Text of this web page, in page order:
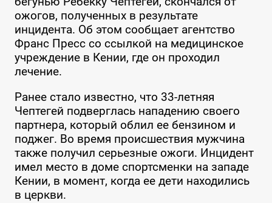
ожогов, полученных в результате
инцидента. Об этом сообщает агентство
Франс Пресс со ссылкой на медицинское
учреждение в Кении, где он проходил
лечение.
Ранее стало известно, что 33-летняя
Чептегей подверглась нападению своего
партнера, который облил ее бензином и
поджег. Во время происшествия мужчина
также получил серьезные ожоги. Инцидент
имел место в доме спортсменки на западе
Кении, в момент, когда ее дети находились
в церкви.